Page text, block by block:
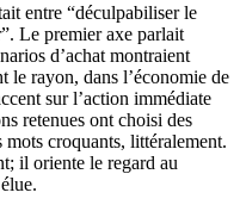
entre “déculpabiliser le
Le premier axe parlait
d’achat montraient
le rayon, dans l’économie de
sur l’action immédiate
retenues ont choisi des
mots croquants, littéralement.
il oriente le regard au